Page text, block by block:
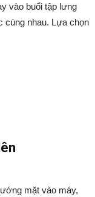
vào buổi tập lưng
cùng nhau. Lựa chọn
mặt vào máy,